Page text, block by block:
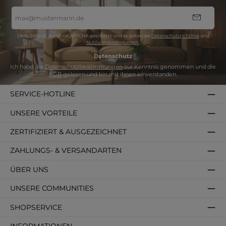
Mail-
Adresse
Diese Seite ist durch reCAPTCHA geschützt und es gelten die Datenschutzrichtlinieund
Nutzungsbedingungen.
Datenschutz
Ich habe die Datenschutzbestimmungenzur Kenntnis genommen und die
AGBgelesen und bin mit ihnen einverstanden.
SERVICE-HOTLINE
SHOPSERVICE
ZAHLUNGS- & VERSANDARTEN
ÜBER UNS
ZERTIFIZIERT & AUSGEZEICHNET
UNSERE VORTEILE
UNSERE COMMUNITIES